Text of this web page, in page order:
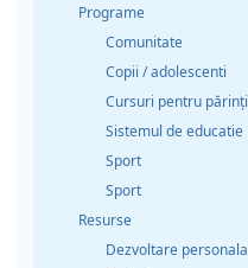
Programe
Comunitate
Copii / adolescenti
Cursuri pentru părinți
Sistemul de educatie
Sport
Sport
Resurse
Dezvoltare personala